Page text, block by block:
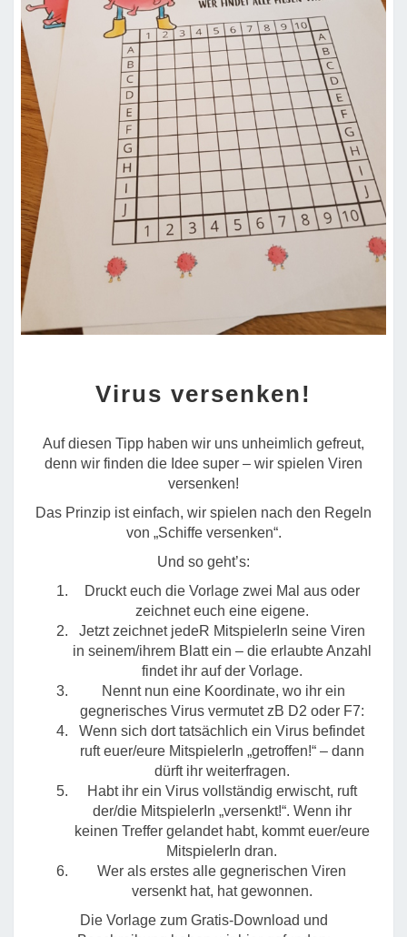
VERSENKEN!
Virus versenken!
Auf diesen Tipp haben wir uns unheimlich gefreut,
denn wir finden die Idee super – wir spielen Viren
versenken!
Das Prinzip ist einfach, wir spielen nach den Regeln
von „Schiffe versenken“.
Und so geht’s:
Druckt euch die Vorlage zwei Mal aus oder
zeichnet euch eine eigene.
Jetzt zeichnet jedeR MitspielerIn seine Viren
in seinem/ihrem Blatt ein – die erlaubte Anzahl
findet ihr auf der Vorlage.
Nennt nun eine Koordinate, wo ihr ein
gegnerisches Virus vermutet zB D2 oder F7:
Wenn sich dort tatsächlich ein Virus befindet
ruft euer/eure MitspielerIn „getroffen!“ – dann
dürft ihr weiterfragen.
Habt ihr ein Virus vollständig erwischt, ruft
der/die MitspielerIn „versenkt!“. Wenn ihr
keinen Treffer gelandet habt, kommt euer/eure
MitspielerIn dran.
Wer als erstes alle gegnerischen Viren
versenkt hat, hat gewonnen.
Die Vorlage zum Gratis-Download und